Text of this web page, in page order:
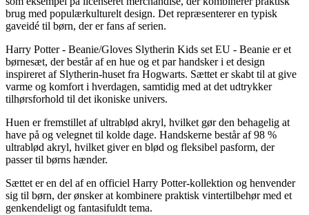
brug med populærkulturelt design. Det repræsenterer en typisk
gaveidé til børn, der er fans af serien.
Harry Potter - Beanie/Gloves Slytherin Kids set EU - Beanie er et
børnesæt, der består af en hue og et par handsker i et design
inspireret af Slytherin-huset fra Hogwarts. Sættet er skabt til at give
varme og komfort i hverdagen, samtidig med at det udtrykker
tilhørsforhold til det ikoniske univers.
Huen er fremstillet af ultrablød akryl, hvilket gør den behagelig at
have på og velegnet til kolde dage. Handskerne består af 98 %
ultrablød akryl, hvilket giver en blød og fleksibel pasform, der
passer til børns hænder.
Sættet er en del af en officiel Harry Potter-kollektion og henvender
sig til børn, der ønsker at kombinere praktisk vintertilbehør med et
genkendeligt og fantasifuldt tema.